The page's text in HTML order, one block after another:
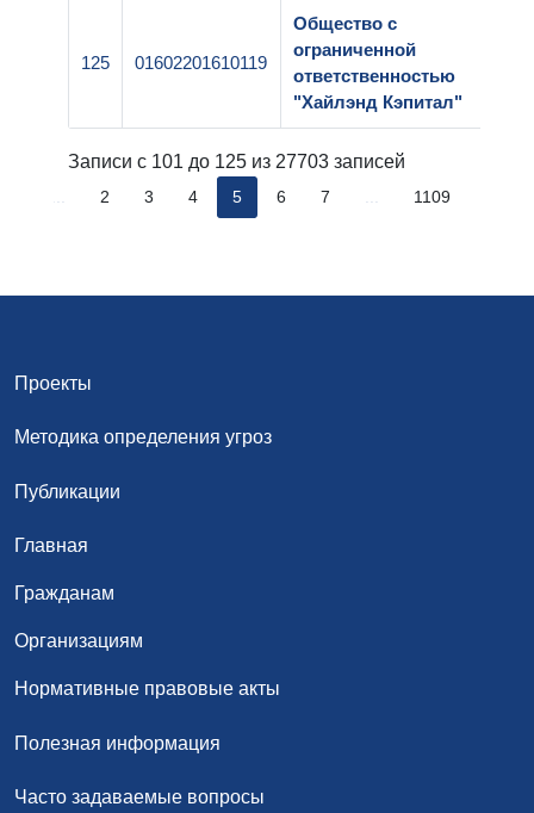
125 01602201610119
Общество с
ограниченной
ответственностью
"Хайлэнд Кэпитал"
Записи с 101 до 125 из 27703 записей
2 3 4 5 6 7 1109
Проекты
Методика определения угроз
Публикации
Главная
Гражданам
Организациям
Нормативные правовые акты
Полезная информация
Часто задаваемые вопросы